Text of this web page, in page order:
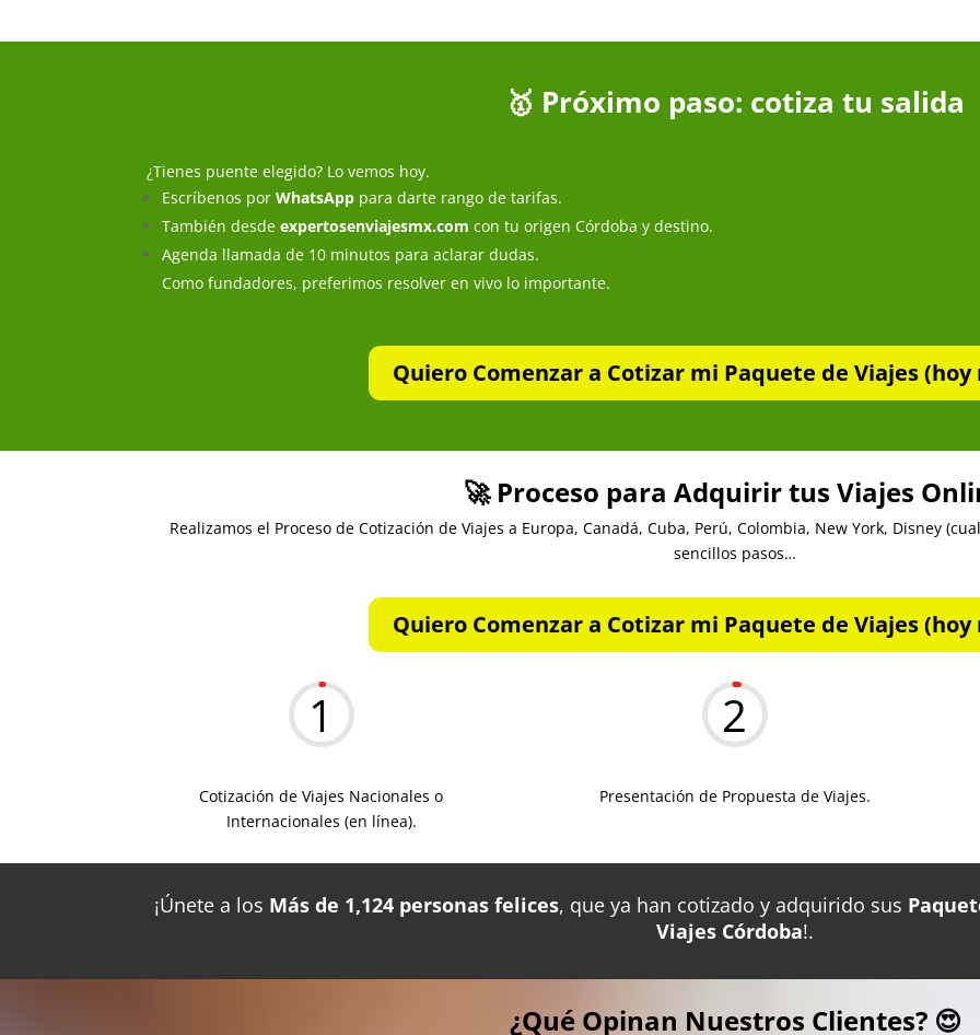
🥇 Próximo paso: cotiza tu salida
¿Tienes puente elegido? Lo vemos hoy.
Escríbenos porWhatsApp para darte rango de tarifas.
También desdeexpertosenviajesmx.com con tu origen Córdoba y destino.
Agenda llamada de 10 minutos para aclarar dudas.
Como fundadores, preferimos resolver en vivo lo importante.
Quiero Comenzar a Cotizar mi Paquete de Viajes (hoy
🚀 Proceso para Adquirir tus Viajes
Realizamos el Proceso de Cotización de Viajes a Europa, Canadá, Cuba, Perú, Colombia, New York, Disney
sencillos pasos…
Quiero Comenzar a Cotizar mi Paquete de Viajes (hoy
1
Cotización de Viajes Nacionales o
Internacionales (en línea).
2
Presentación de Propuesta de Viajes.
¡Únete a los Más de 1,124 personas felices, que ya han cotizado y adquirido sus
Viajes Córdoba!.
¿Qué Opinan Nuestros Clientes? 😍